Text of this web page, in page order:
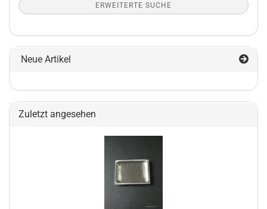
ERWEITERTE SUCHE
Neue Artikel
Zuletzt angesehen